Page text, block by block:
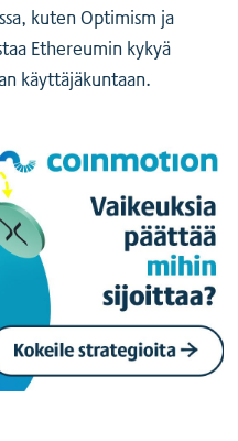
kuten Optimism ja
Ethereumin kykyä
käyttäjäkuntaan.